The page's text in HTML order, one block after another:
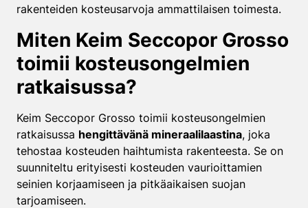
rakenteiden kosteusarvoja ammattilaisen toimesta.
Miten Keim Seccopor Grosso
toimii kosteusongelmien
ratkaisussa?
Keim Seccopor Grosso toimii kosteusongelmien
ratkaisussa hengittävänä mineraalilaastina, joka
tehostaa kosteuden haihtumista rakenteesta. Se on
suunniteltu erityisesti kosteuden vaurioittamien
seinien korjaamiseen ja pitkäaikaisen suojan
tarjoamiseen.